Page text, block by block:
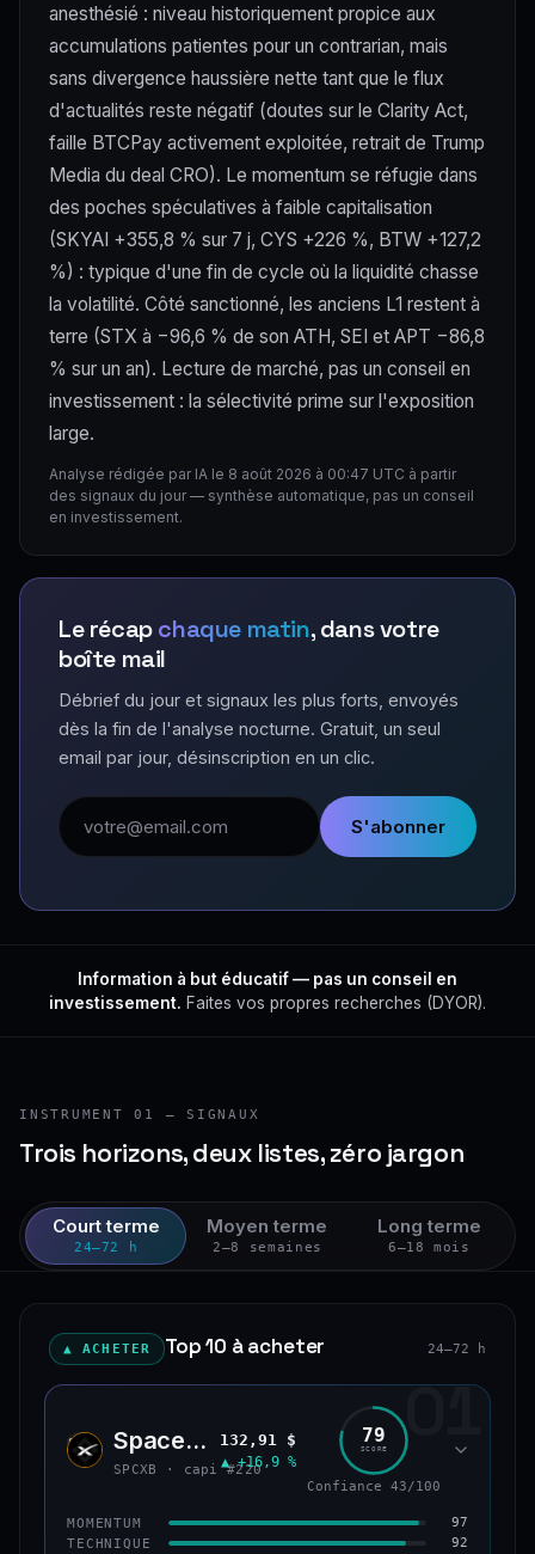
anesthésié : niveau historiquement propice aux
accumulations patientes pour un contrarian, mais
sans divergence haussière nette tant que le flux
d'actualités reste négatif (doutes sur le Clarity Act,
faille BTCPay activement exploitée, retrait de Trump
Media du deal CRO). Le momentum se réfugie dans
des poches spéculatives à faible capitalisation
(SKYAI +355,8 % sur 7 j, CYS +226 %, BTW +127,2
%) : typique d'une fin de cycle où la liquidité chasse
la volatilité. Côté sanctionné, les anciens L1 restent à
terre (STX à −96,6 % de son ATH, SEI et APT −86,8
% sur un an). Lecture de marché, pas un conseil en
investissement : la sélectivité prime sur l'exposition
large.
Analyse rédigée par IA le 8 août 2026 à 00:47 UTC à partir
des signaux du jour — synthèse automatique, pas un conseil
en investissement.
Le récapchaque matin, dans votre
boîte mail
Débrief du jour et signaux les plus forts, envoyés
dès la fin de l'analyse nocturne. Gratuit, un seul
email par jour, désinscription en un clic.
Adresse email
S'abonner
Information à but éducatif — pas un conseil en
investissement. Faites vos propres recherches (DYOR).
INSTRUMENT 01 — SIGNAUX
Trois horizons, deux listes, zéro jargon
Court terme
24–72 h
Moyen terme
2–8 semaines
Long terme
6–18 mois
▲ ACHETER Top 10 à acheter 24–72 h
01
SPCX SpaceX (bStocks Tokenized Stock)
SPCXB · capi #220
132,91 $
▲ +16,9 %
79
SCORE
Confiance 43/100
MOMENTUM 97
TECHNIQUE 92